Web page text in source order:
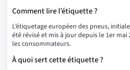
Comment lire l’étiquette ?
L’étiquetage européen des pneus,
été révisé et mis à jour depuis le 1er
les consommateurs.
À quoi sert cette étiquette ?